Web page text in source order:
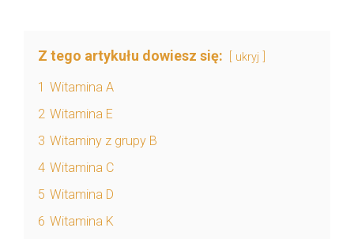
Z tego artykułu dowiesz się: ukryj
1 Witamina A
2 Witamina E
3 Witaminy z grupy B
4 Witamina C
5 Witamina D
6 Witamina K